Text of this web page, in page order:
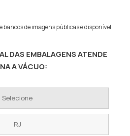
bancos de imagens públicas e disponível
DAS EMBALAGENS ATENDE
A VÁCUO:
Selecione
RJ